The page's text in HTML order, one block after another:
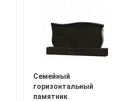
Семейный
горизонтальный
памятник